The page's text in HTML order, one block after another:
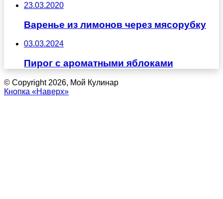
23.03.2020
Варенье из лимонов через мясорубку
03.03.2024
Пирог с ароматными яблоками
© Copyright 2026, Мой Кулинар
Кнопка «Наверх»